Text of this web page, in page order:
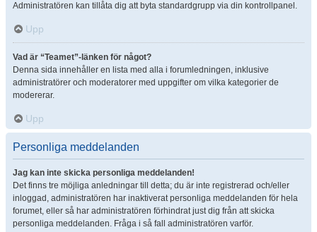
Administratören kan tillåta dig att byta standardgrupp via din kontrollpanel.
Upp
Vad är “Teamet”-länken för något?
Denna sida innehåller en lista med alla i forumledningen, inklusive
administratörer och moderatorer med uppgifter om vilka kategorier de
modererar.
Upp
Personliga meddelanden
Jag kan inte skicka personliga meddelanden!
Det finns tre möjliga anledningar till detta; du är inte registrerad och/eller
inloggad, administratören har inaktiverat personliga meddelanden för hela
forumet, eller så har administratören förhindrat just dig från att skicka
personliga meddelanden. Fråga i så fall administratören varför.